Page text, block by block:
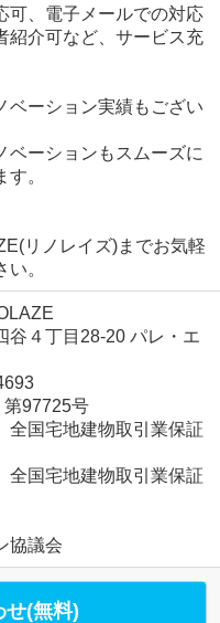
可、電子メールでの対応
紹介可など、サービス充
ベーション実績もござい
ーションもスムーズに
。
リノレイズ)までお気軽
。
谷４丁目28-20 パレ・エ
第97725号
国宅地建物取引業保証
国宅地建物取引業保証
協議会
せ(無料)